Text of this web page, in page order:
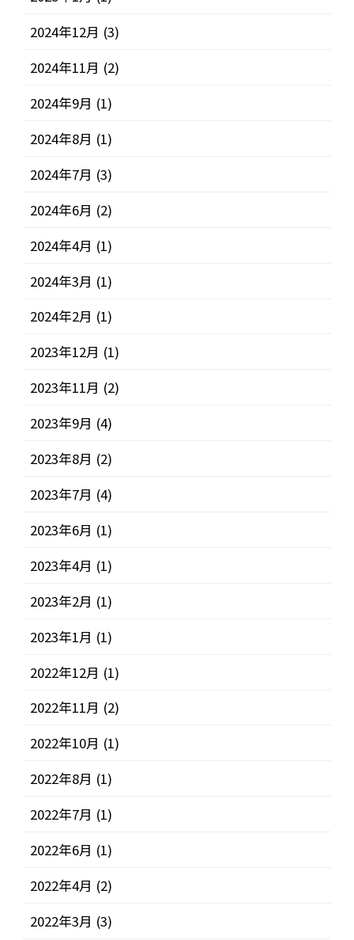
2024年12月 (3)
2024年11月 (2)
2024年9月 (1)
2024年8月 (1)
2024年7月 (3)
2024年6月 (2)
2024年4月 (1)
2024年3月 (1)
2024年2月 (1)
2023年12月 (1)
2023年11月 (2)
2023年9月 (4)
2023年8月 (2)
2023年7月 (4)
2023年6月 (1)
2023年4月 (1)
2023年2月 (1)
2023年1月 (1)
2022年12月 (1)
2022年11月 (2)
2022年10月 (1)
2022年8月 (1)
2022年7月 (1)
2022年6月 (1)
2022年4月 (2)
2022年3月 (3)